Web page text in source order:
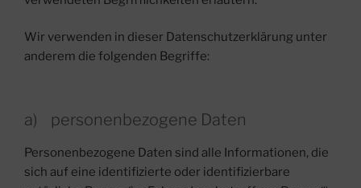
Wir verwenden in dieser Datenschutzerklärung unter
anderem die folgenden Begriffe:
a) personenbezogene Daten
Personenbezogene Daten sind alle Informationen, die
sich auf eine identifizierte oder identifizierbare